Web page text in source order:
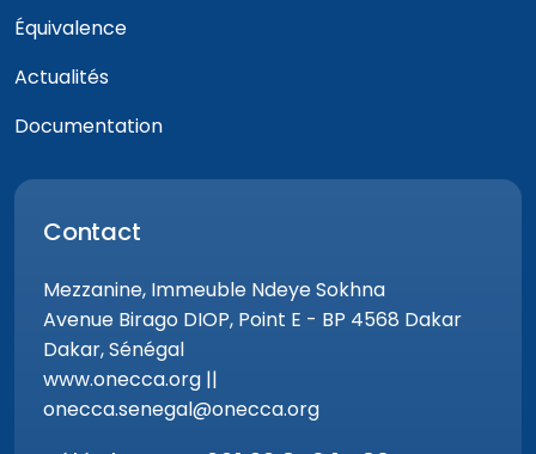
Équivalence
Actualités
Documentation
Contact
Mezzanine, Immeuble Ndeye Sokhna
Avenue Birago DIOP, Point E - BP 4568 Dakar
Dakar, Sénégal
www.onecca.org ||
onecca.senegal@onecca.org